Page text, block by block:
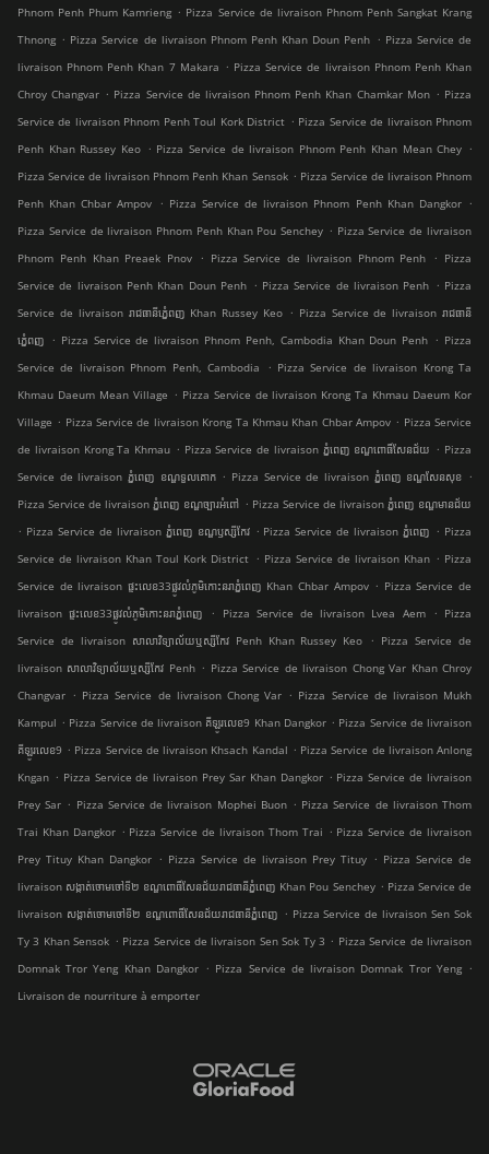
Phnom Penh Phum Kamrieng . Pizza Service de livraison Phnom Penh Sangkat Krang
Thnong . Pizza Service de livraison Phnom Penh Khan Doun Penh . Pizza Service de
livraison Phnom Penh Khan 7 Makara . Pizza Service de livraison Phnom Penh Khan
Chroy Changvar . Pizza Service de livraison Phnom Penh Khan Chamkar Mon . Pizza
Service de livraison Phnom Penh Toul Kork District . Pizza Service de livraison Phnom
Penh Khan Russey Keo . Pizza Service de livraison Phnom Penh Khan Mean Chey .
Pizza Service de livraison Phnom Penh Khan Sensok . Pizza Service de livraison Phnom
Penh Khan Chbar Ampov
. Pizza Service de livraison Phnom Penh Khan Dangkor .
Pizza Service de livraison Phnom Penh Khan Pou Senchey . Pizza Service de livraison
Phnom Penh Khan Preaek Pnov
. Pizza Service de livraison Phnom Penh . Pizza
Service de livraison Penh Khan Doun Penh . Pizza Service de livraison Penh . Pizza
Service de livraison រាជធានីភ្នំេពញ Khan Russey Keo . Pizza Service de livraison រាជធានី
ភ្នំេពញ
. Pizza Service de livraison Phnom Penh, Cambodia Khan Doun Penh . Pizza
Service de livraison Phnom Penh, Cambodia
. Pizza Service de livraison Krong Ta
Khmau Daeum Mean Village . Pizza Service de livraison Krong Ta Khmau Daeum Kor
Village . Pizza Service de livraison Krong Ta Khmau Khan Chbar Ampov . Pizza Service
de livraison Krong Ta Khmau . Pizza Service de livraison ភ្នំពេញ ខណ្ឌ​ពោធិ៍សែនជ័យ . Pizza
Service de livraison ភ្នំពេញ ខណ្ឌទួលគោក . Pizza Service de livraison ភ្នំពេញ ខណ្ឌ​សែនសុខ .
Pizza Service de livraison ភ្នំពេញ ខណ្ឌច្បារអំពៅ . Pizza Service de livraison ភ្នំពេញ ខណ្ឌមានជ័យ
. Pizza Service de livraison ភ្នំពេញ ខណ្ឌ​ឫស្សីកែវ . Pizza Service de livraison ភ្នំពេញ . Pizza
Service de livraison Khan Toul Kork District . Pizza Service de livraison Khan . Pizza
Service de livraison ផ្ទះលេខ33ផ្លូវលំភូមិកោះនរាភ្នំពេញ Khan Chbar Ampov . Pizza Service de
livraison ផ្ទះលេខ33ផ្លូវលំភូមិកោះនរាភ្នំពេញ
. Pizza Service de livraison Lvea Aem . Pizza
Service de livraison សាលាវិទ្យាល័យឬស្សីកែវ Penh Khan Russey Keo
. Pizza Service de
livraison សាលាវិទ្យាល័យឬស្សីកែវ Penh . Pizza Service de livraison Chong Var Khan Chroy
Changvar . Pizza Service de livraison Chong Var . Pizza Service de livraison Mukh
Kampul . Pizza Service de livraison គីឡូរលេខ9 Khan Dangkor . Pizza Service de livraison
គីឡូរលេខ9 . Pizza Service de livraison Khsach Kandal . Pizza Service de livraison Anlong
Kngan . Pizza Service de livraison Prey Sar Khan Dangkor . Pizza Service de livraison
Prey Sar . Pizza Service de livraison Mophei Buon . Pizza Service de livraison Thom
Trai Khan Dangkor . Pizza Service de livraison Thom Trai . Pizza Service de livraison
Prey Tituy Khan Dangkor . Pizza Service de livraison Prey Tituy . Pizza Service de
livraison សង្កាត់ចោមចៅទី២ ខណ្ឌពោធិ៍សែនជ័យរាជធានីភ្នំពេញ Khan Pou Senchey . Pizza Service de
livraison សង្កាត់ចោមចៅទី២ ខណ្ឌពោធិ៍សែនជ័យរាជធានីភ្នំពេញ . Pizza Service de livraison Sen Sok
Ty 3 Khan Sensok . Pizza Service de livraison Sen Sok Ty 3 . Pizza Service de livraison
Domnak Tror Yeng Khan Dangkor . Pizza Service de livraison Domnak Tror Yeng .
Livraison de nourriture à emporter